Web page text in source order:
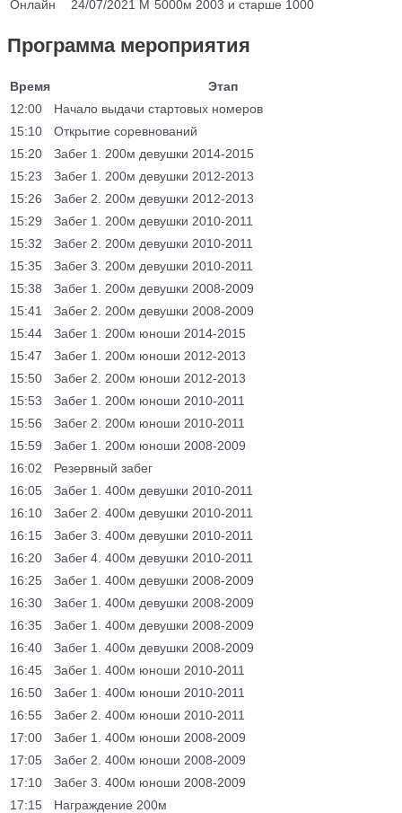
Онлайн
24/07/2021 М 5000м 2003 и старше 1000
Программа мероприятия
Время
Этап
12:00
Начало выдачи стартовых номеров
15:10
Открытие соревнований
15:20
Забег 1. 200м девушки 2014-2015
15:23
Забег 1. 200м девушки 2012-2013
15:26
Забег 2. 200м девушки 2012-2013
15:29
Забег 1. 200м девушки 2010-2011
15:32
Забег 2. 200м девушки 2010-2011
15:35
Забег 3. 200м девушки 2010-2011
15:38
Забег 1. 200м девушки 2008-2009
15:41
Забег 2. 200м девушки 2008-2009
15:44
Забег 1. 200м юноши 2014-2015
15:47
Забег 1. 200м юноши 2012-2013
15:50
Забег 2. 200м юноши 2012-2013
15:53
Забег 1. 200м юноши 2010-2011
15:56
Забег 2. 200м юноши 2010-2011
15:59
Забег 1. 200м юноши 2008-2009
16:02
Резервный забег
16:05
Забег 1. 400м девушки 2010-2011
16:10
Забег 2. 400м девушки 2010-2011
16:15
Забег 3. 400м девушки 2010-2011
16:20
Забег 4. 400м девушки 2010-2011
16:25
Забег 1. 400м девушки 2008-2009
16:30
Забег 1. 400м девушки 2008-2009
16:35
Забег 1. 400м девушки 2008-2009
16:40
Забег 1. 400м девушки 2008-2009
16:45
Забег 1. 400м юноши 2010-2011
16:50
Забег 1. 400м юноши 2010-2011
16:55
Забег 2. 400м юноши 2010-2011
17:00
Забег 1. 400м юноши 2008-2009
17:05
Забег 2. 400м юноши 2008-2009
17:10
Забег 3. 400м юноши 2008-2009
17:15
Награждение 200м